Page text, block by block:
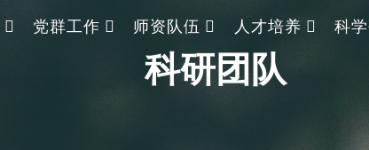
党群工作 师资队伍 人才培养 科
科研团队